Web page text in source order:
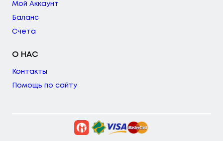
Мой Аккаунт
Баланс
Счета
О НАС
Контакты
Помощь по сайту